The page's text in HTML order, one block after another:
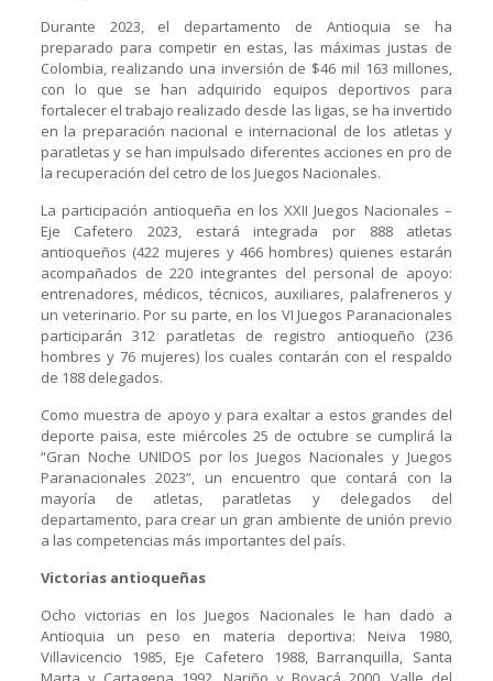
Durante 2023, el departamento de Antioquia se ha
preparado para competir en estas, las máximas justas de
Colombia, realizando una inversión de $46 mil 163 millones,
con lo que se han adquirido equipos deportivos para
fortalecer el trabajo realizado desde las ligas, se ha invertido
en la preparación nacional e internacional de los atletas y
paratletas y se han impulsado diferentes acciones en pro de
la recuperación del cetro de los Juegos Nacionales.
La participación antioqueña en los XXII Juegos Nacionales –
Eje Cafetero 2023, estará integrada por 888 atletas
antioqueños (422 mujeres y 466 hombres) quienes estarán
acompañados de 220 integrantes del personal de apoyo:
entrenadores, médicos, técnicos, auxiliares, palafreneros y
un veterinario. Por su parte, en los VI Juegos Paranacionales
participarán 312 paratletas de registro antioqueño (236
hombres y 76 mujeres) los cuales contarán con el respaldo
de 188 delegados.
Como muestra de apoyo y para exaltar a estos grandes del
deporte paisa, este miércoles 25 de octubre se cumplirá la
“Gran Noche UNIDOS por los Juegos Nacionales y Juegos
Paranacionales 2023”, un encuentro que contará con la
mayoría de atletas, paratletas y delegados del
departamento, para crear un gran ambiente de unión previo
a las competencias más importantes del país.
Victorias antioqueñas
Ocho victorias en los Juegos Nacionales le han dado a
Antioquia un peso en materia deportiva: Neiva 1980,
Villavicencio 1985, Eje Cafetero 1988, Barranquilla, Santa